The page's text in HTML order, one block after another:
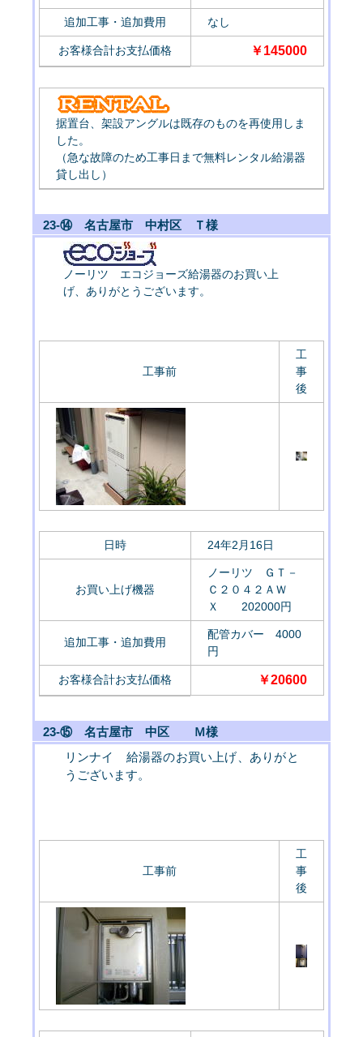
追加工事・追加費用 なし
お客様合計お支払価格 ￥145000
据置台、架設アングルは既存のものを再使用しま
した。
（急な故障のため工事日まで無料レンタル給湯器
貸し出し）
23-⑭ 名古屋市 中村区 Ｔ様
ノーリツ エコジョーズ給湯器のお買い上
げ、ありがとうございます。
工事前
工
事
後
日時 24年2月16日
お買い上げ機器
ノーリツ ＧＴ－
Ｃ２０４２ＡＷ
Ｘ 202000円
追加工事・追加費用
配管カバー 4000
円
お客様合計お支払価格 ￥20600
23-⑮ 名古屋市 中区 Ｍ様
リンナイ 給湯器のお買い上げ、ありがと
うございます。
工事前
工
事
後